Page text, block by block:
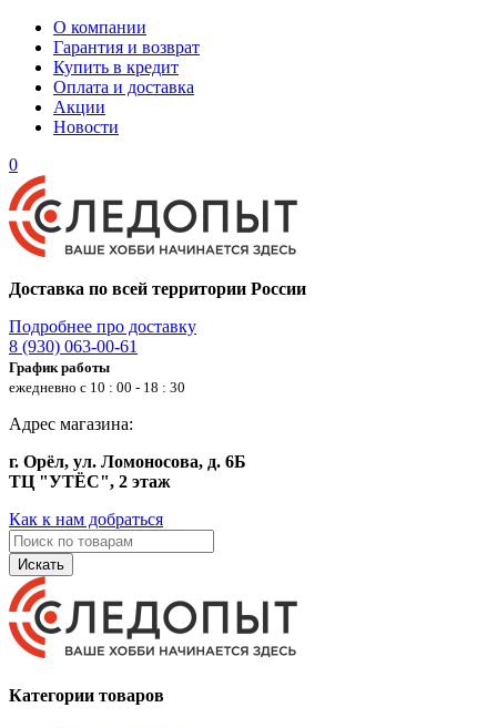
О компании
Гарантия и возврат
Купить в кредит
Оплата и доставка
Акции
Новости
0
Доставка по всей территории России
Подробнее про доставку
8 (930) 063-00-61
График работы
ежедневно с 10 : 00 - 18 : 30
Адрес магазина:
г. Орёл, ул. Ломоносова, д. 6Б
ТЦ "УТЁС", 2 этаж
Как к нам добраться
Искать
Категории товаров